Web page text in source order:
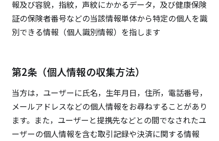
報及び容貌，指紋，声紋にかかるデータ，及び健康保険
証の保険者番号などの当該情報単体から特定の個人を識
別できる情報（個人識別情報）を指します
第2条（個人情報の収集方法）
当方は，ユーザーに氏名，生年月日，住所，電話番号，
メールアドレスなどの個人情報をお尋ねすることがあり
ます。また，ユーザーと提携先などとの間でなされたユ
ーザーの個人情報を含む取引記録や決済に関する情報